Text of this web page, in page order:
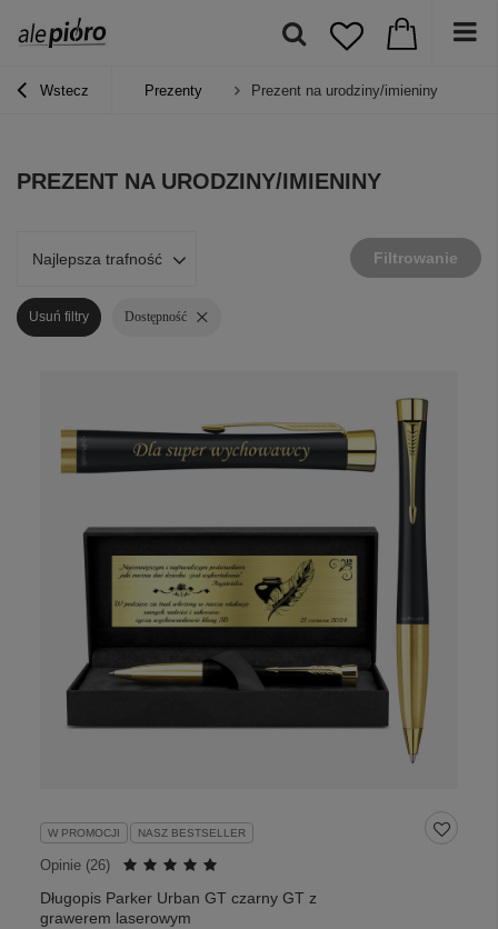
Wstecz Prezenty Prezent na urodziny/imieniny
PREZENT NA URODZINY/IMIENINY
Najlepsza trafność Filtrowanie
Usuń filtry Dostępność
W PROMOCJI NASZ BESTSELLER
Opinie (26)
Długopis Parker Urban GT czarny GT z
grawerem laserowym